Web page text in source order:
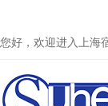
您好，欢迎进入上海